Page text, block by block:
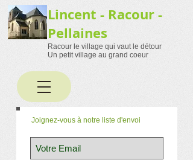
Lincent - Racour -
Pellaines
Racour le village qui vaut le détour
Un petit village au grand coeur
Joignez-vous à notre liste d'envoi